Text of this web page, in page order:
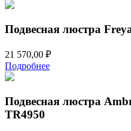
Подвесная люстра
21 570,00 ₽
Подробнее
Подвесная люстра
TR4950